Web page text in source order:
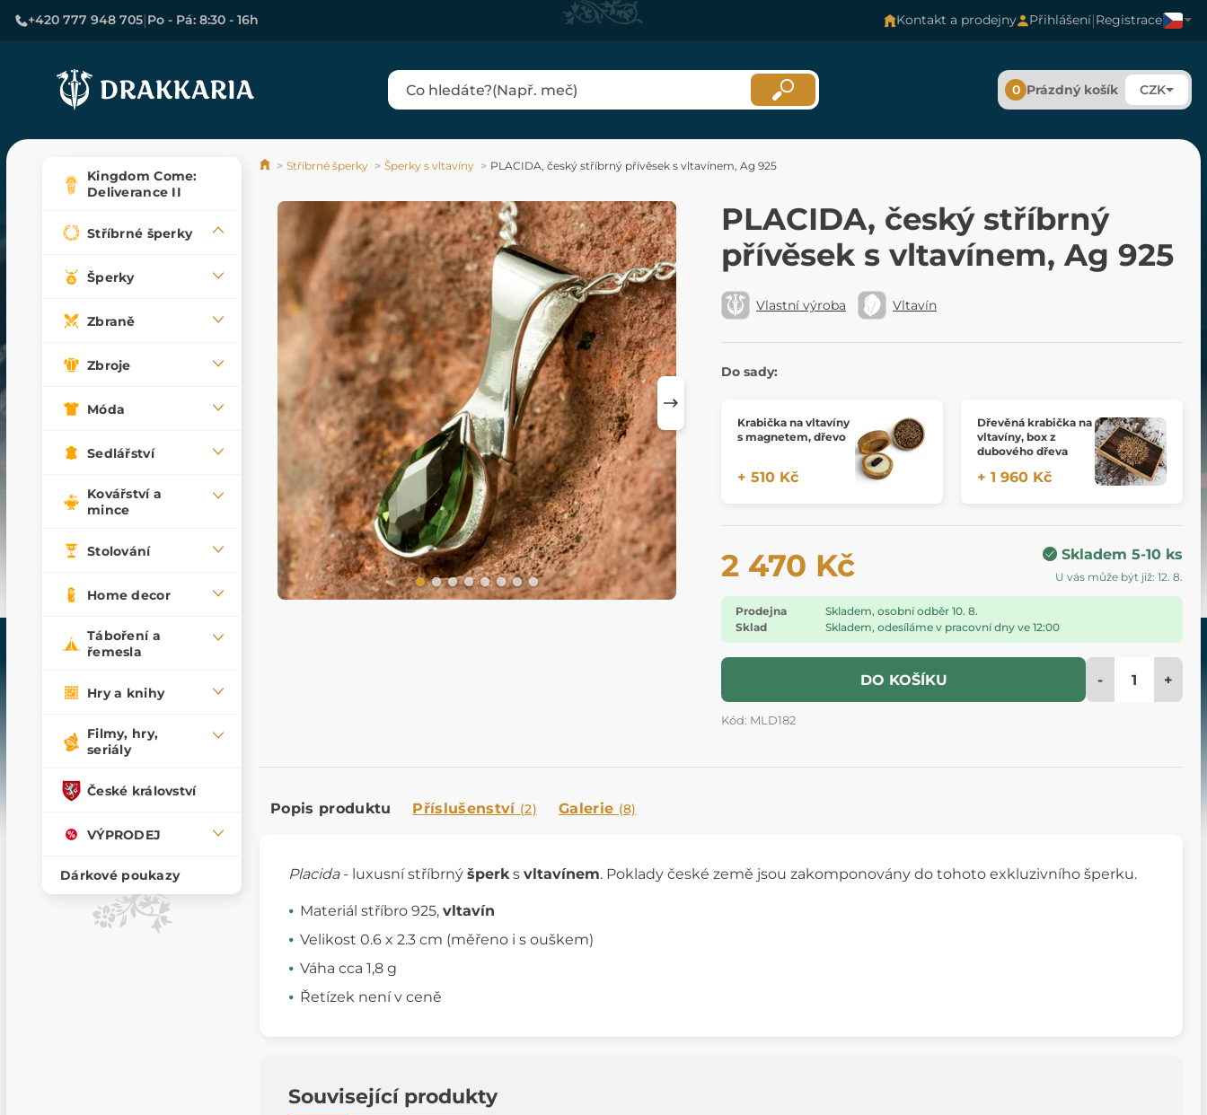
+420 777 948 705|Po - Pá: 8:30 - 16h Kontakt a prodejny Přihlášení|Registrace
0 Prázdný košík CZK
Kingdom Come:
Deliverance II
Stříbrné šperky
Šperky
Zbraně
Zbroje
Móda
Sedlářství
Kovářství a
mince
Stolování
Home decor
Táboření a
řemesla
Hry a knihy
Filmy, hry,
seriály
České království
VÝPRODEJ
Dárkové poukazy
Stříbrné šperky Šperky s vltavíny PLACIDA, český stříbrný přívěsek s vltavínem, Ag 925
PLACIDA, český stříbrný
přívěsek s vltavínem, Ag 925
Vlastní výroba Vltavín
Do sady:
Krabička na vltavíny
s magnetem, dřevo
+ 510 Kč
Dřevěná krabička na
vltavíny, box z
dubového dřeva
+ 1 960 Kč
2 470 Kč Skladem 5-10 ks
U vás může být již: 12. 8.
Prodejna
Skladem, osobní odběr 10. 8.
Sklad
Skladem, odesíláme v pracovní dny ve 12:00
DO KOŠÍKU - +
Kód: MLD182
Popis produktu Příslušenství (2) Galerie (8)
Placida- luxusní stříbrný šperks vltavínem. Poklady české země jsou zakomponovány do tohoto exkluzivního šperku.
Materiál stříbro 925, vltavín
Velikost 0.6 x 2.3 cm (měřeno i s ouškem)
Váha cca 1,8 g
Řetízek není v ceně
Související produkty